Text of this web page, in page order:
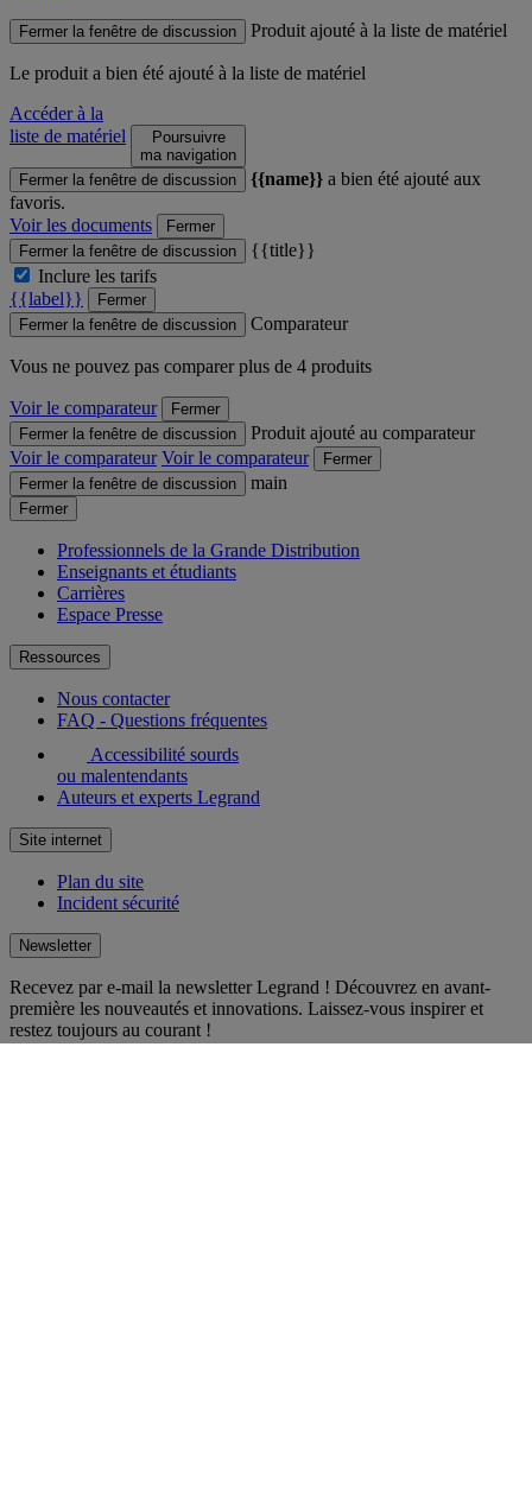
Fermer la fenêtre de discussion Produit ajouté à la liste de matériel
Le produit a bien été ajouté à la liste de matériel
Accéder à la
liste de matériel
Poursuivre
ma navigation
Fermer la fenêtre de discussion
{{name}} a bien été ajouté aux
favoris.
Voir les documents
Fermer
Fermer la fenêtre de discussion
{{title}}
Inclure les tarifs
{{label}}
Fermer
Fermer la fenêtre de discussion
Comparateur
Vous ne pouvez pas comparer plus de 4 produits
Voir le comparateur
Fermer
Fermer la fenêtre de discussion
Produit ajouté au comparateur
Voir le comparateur Voir le comparateur
Fermer
Fermer la fenêtre de discussion
main
Fermer
Professionnels de la Grande Distribution
Enseignants et étudiants
Carrières
Espace Presse
Ressources
Nous contacter
FAQ - Questions fréquentes
Accessibilité sourds
ou malentendants
Auteurs et experts Legrand
Site internet
Plan du site
Incident sécurité
Newsletter
Recevez par e-mail la newsletter Legrand ! Découvrez en avant-
première les nouveautés et innovations. Laissez-vous inspirer et
restez toujours au courant !